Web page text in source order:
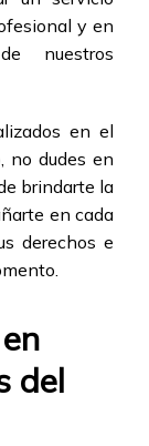
y en
nuestros
en el
no dudes en
brindarte la
en cada
derechos e
del